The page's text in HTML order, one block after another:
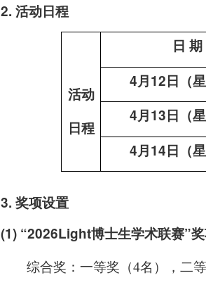
2. 活动日程
活动
日程
日 期
4月12日（
4月13日（
4月14日（
3. 奖项设置
(1) “2026Light博士生学术联赛”
综合奖：一等奖（4名），二